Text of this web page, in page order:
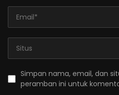
Simpan nama, email, dan
peramban ini untuk